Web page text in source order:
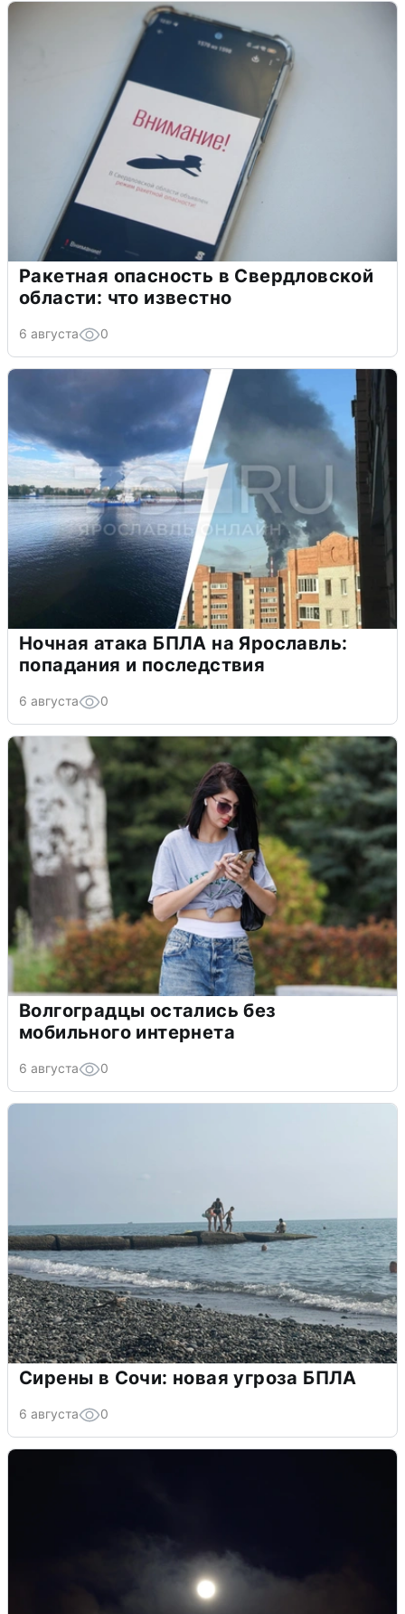
Ракетная опасность в Свердловской
области: что известно
6 августа 0
Ночная атака БПЛА на Ярославль:
попадания и последствия
6 августа 0
Волгоградцы остались без
мобильного интернета
6 августа 0
Сирены в Сочи: новая угроза БПЛА
6 августа 0